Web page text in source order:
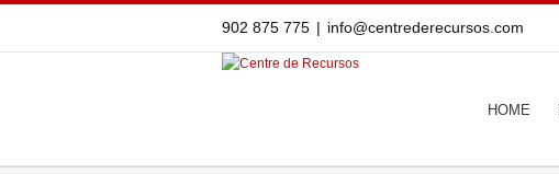
902 875 775 | info@centrederecursos.com
HOME